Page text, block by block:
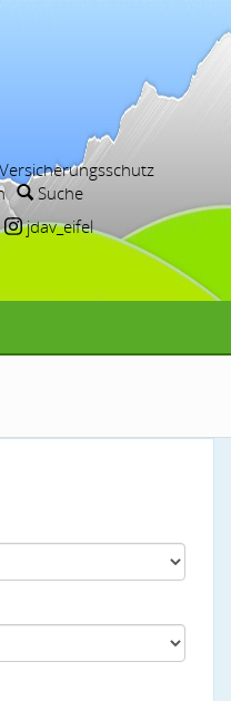
Versicherungsschutz
Suche
jdav_eifel